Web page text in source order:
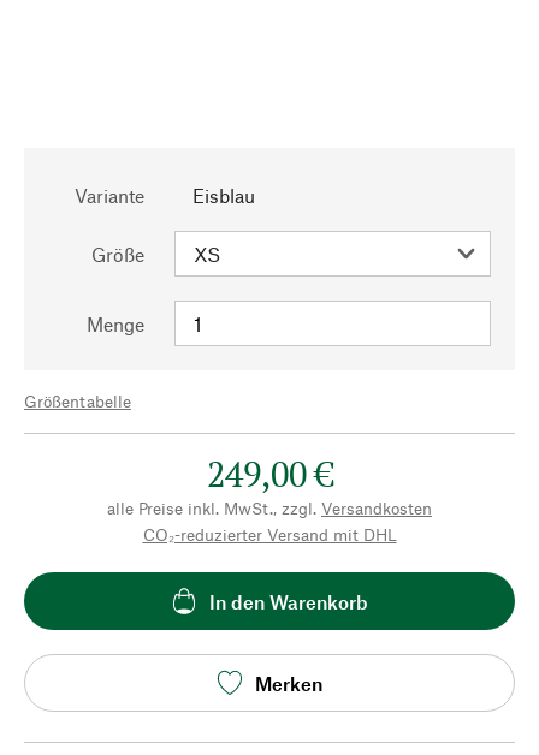
Variante Eisblau
Größe
Menge
Größentabelle
249,00 €
alle Preise inkl. MwSt., zzgl. Versandkosten
CO₂-reduzierter Versand mit DHL
In den Warenkorb
Merken